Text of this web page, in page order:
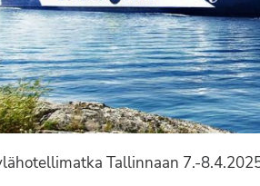
Tallinnaan 7.-